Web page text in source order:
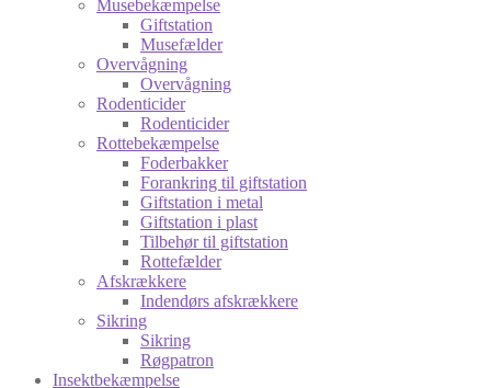
Musebekæmpelse
Giftstation
Musefælder
Overvågning
Overvågning
Rodenticider
Rodenticider
Rottebekæmpelse
Foderbakker
Forankring til giftstation
Giftstation i metal
Giftstation i plast
Tilbehør til giftstation
Rottefælder
Afskrækkere
Indendørs afskrækkere
Sikring
Sikring
Røgpatron
Insektbekæmpelse